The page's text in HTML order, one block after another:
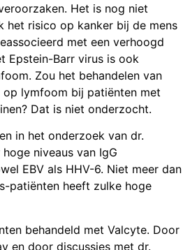
Het is nog niet
het risico op kanker bij de mens
met een verhoogd
Epstein-Barr virus is ook
Zou het behandelen van
op lymfoom bij patiënten met
Dat is niet onderzocht.
in het onderzoek van dr.
niveaus van IgG
EBV als HHV-6. Niet meer dan
patiënten heeft zulke hoge
behandeld met Valcyte. Door
en door discussies met dr.